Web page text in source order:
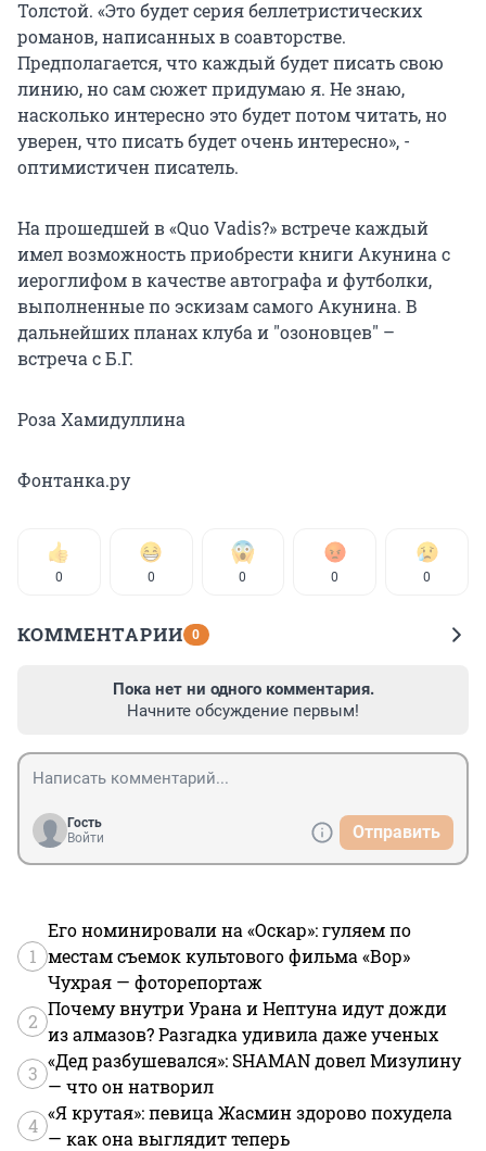
Толстой. «Это будет серия беллетристических
романов, написанных в соавторстве.
Предполагается, что каждый будет писать свою
линию, но сам сюжет придумаю я. Не знаю,
насколько интересно это будет потом читать, но
уверен, что писать будет очень интересно», -
оптимистичен писатель.
На прошедшей в «Quo Vadis?» встрече каждый
имел возможность приобрести книги Акунина с
иероглифом в качестве автографа и футболки,
выполненные по эскизам самого Акунина. В
дальнейших планах клуба и "озоновцев" –
встреча с Б.Г.
Роза Хамидуллина
Фонтанка.ру
0 0 0 0 0
КОММЕНТАРИИ 0
Пока нет ни одного комментария.
Начните обсуждение первым!
Гость
Войти
Отправить
1
Его номинировали на «Оскар»: гуляем по
местам съемок культового фильма «Вор»
Чухрая — фоторепортаж
2
Почему внутри Урана и Нептуна идут дожди
из алмазов? Разгадка удивила даже ученых
3
«Дед разбушевался»: SHAMAN довел Мизулину
— что он натворил
4
«Я крутая»: певица Жасмин здорово похудела
— как она выглядит теперь